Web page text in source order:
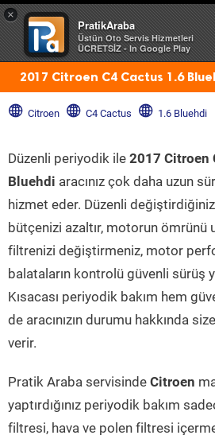
×
PratikAraba
Üstün Oto Servis Hizmetleri
ÜCRETSİZ - In Google Play
2017 Citroen C4 Cactus 1.6
Citroen C4 Cactus 1.6 Bluehdi
Düzenli periyodik ile 2017 Citroen
Bluehdi aracınız çok daha uzun
hizmet eder. Düzenli değiştirdiğiniz
bütçenizi azaltır, motorun ömrünü
filtrenizi değiştirmeniz, motor
balataların kontrolü güvenli sürüş
Kısacası periyodik bakım hem
de aracınızın durumu hakkında
verir.
Pratik Araba servisinde Citroen
yaptırdığınız periyodik bakım
filtresi, hava ve polen filtresi